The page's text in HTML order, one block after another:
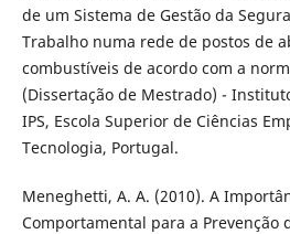
de um Sistema de Gestão da
Trabalho numa rede de postos de
combustíveis de acordo com a
(Dissertação de Mestrado) -
IPS, Escola Superior de Ciências
Tecnologia, Portugal.
Meneghetti, A. A. (2010). A
Comportamental para a Prevenção